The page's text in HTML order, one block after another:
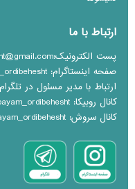
ارتباط با ما
پست الکترونیک:payameordibehesht@gmail.com
صفحه اینستاگرام: payam_ordibehesht
ارتباط با مدیر مسئول در تلگرام: baharejadid
کانال روبیکا: payam_ordibehesht
کانال سروش: payam_ordibehesht